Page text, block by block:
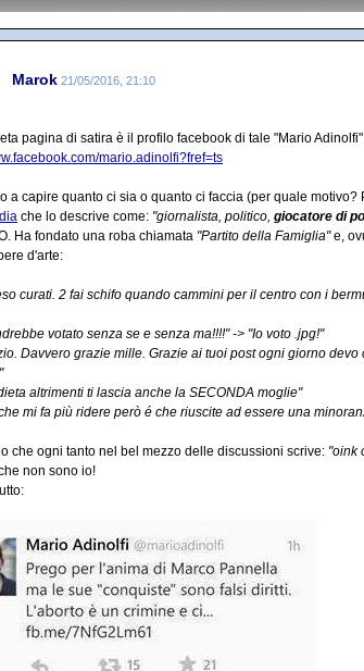
Marok 21/05/2016, 21:10
pagina di satira è il profilo facebook di tale "Mario
mario.adinolfi?fref=ts
a capire quanto ci sia o quanto ci faccia (per quale
che lo descrive come: "giornalista, politico, giocatore di
Ha fondato una roba chiamata "Partito della Famiglia"e,
d'arte:
curati. 2 fai schifo quando cammini per il centro con i
votato senza se e senza ma!!!!" -> "Io voto .jpg!"
Davvero grazie mille. Grazie ai tuoi post ogni giorno
altrimenti ti lascia anche la SECONDA moglie"
mi fa più ridere però é che riuscite ad essere una
che ogni tanto nel bel mezzo delle discussioni scrive: "oink
non sono io!